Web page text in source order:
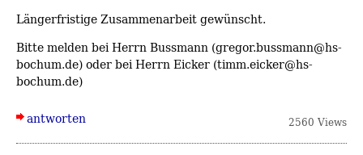
Längerfristige Zusammenarbeit gewünscht.
Bitte melden bei Herrn Bussmann (gregor.bussmann@hs-
bochum.de) oder bei Herrn Eicker (timm.eicker@hs-
bochum.de)
antworten 2560 Views